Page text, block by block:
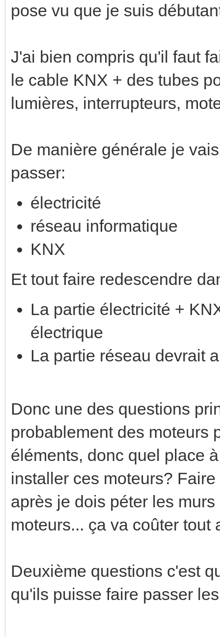
pose vu que je suis
J'ai bien compris qu'il faut
le cable KNX + des tubes
lumières, interrupteurs,
De manière générale je
passer:
électricité
réseau informatique
KNX
Et tout faire redescendre
La partie électricité +
électrique
La partie réseau devrait
Donc une des questions
probablement des moteurs
éléments, donc quel place
installer ces moteurs?
après je dois péter les
moteurs... ça va coûter
Deuxième questions c'est
qu'ils puisse faire passer